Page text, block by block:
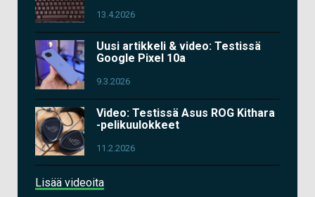
13.4.2026
Uusi artikkeli & video: Testissä
Google Pixel 10a
9.3.2026
Video: Testissä Asus ROG Kithara
-pelikuulokkeet
11.2.2026
Lisää videoita